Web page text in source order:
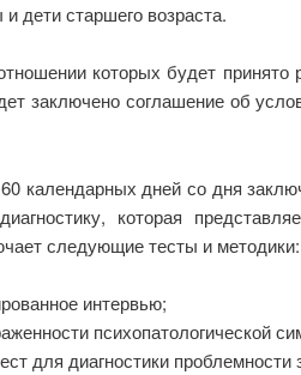
дети старшего возраста.
которых будет
заключено соглашение об
календарных дней со дня
которая
следующие тесты и методики:
интервью;
психопатологической
для диагностики